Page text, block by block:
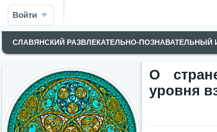
Войти
СЛАВЯНСКИЙ РАЗВЛЕКАТЕЛЬНО-
О
уровня